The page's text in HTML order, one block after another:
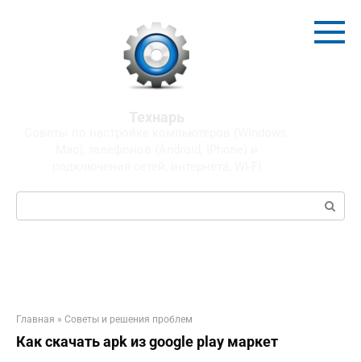
Поиск:
Главная » Советы и решения проблем
Как скачать apk из google play маркет